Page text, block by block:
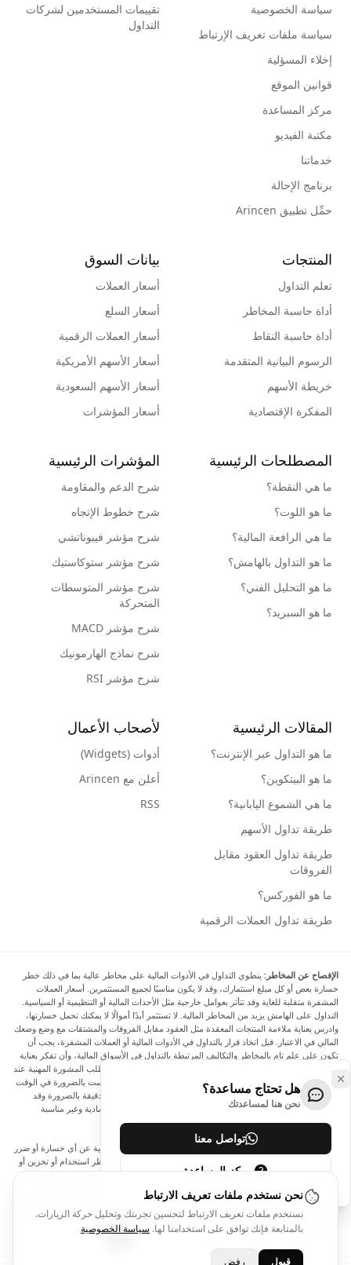
سياسة الخصوصية
سياسة ملفات تعريف الإرتباط
إخلاء المسؤلية
قوانين الموقع
مركز المساعدة
مكتبة الفيديو
خدماتنا
برنامج الإحالة
حمِّل تطبيق Arincen
تقييمات المستخدمين لشركات
التداول
المنتجات
تعلم التداول
أداة حاسبة المخاطر
أداة حاسبة النقاط
الرسوم البيانية المتقدمة
خريطة الأسهم
المفكرة الإقتصادية
بيانات السوق
أسعار العملات
أسعار السلع
أسعار العملات الرقمية
أسعار الأسهم الأمريكية
أسعار الأسهم السعودية
أسعار المؤشرات
المصطلحات الرئيسية
ما هي النقطة؟
ما هو اللوت؟
ما هي الرافعة المالية؟
ما هو التداول بالهامش؟
ما هو التحليل الفني؟
ما هو السبريد؟
المؤشرات الرئيسية
شرح الدعم والمقاومة
شرح خطوط الإتجاه
شرح مؤشر فيبوناتشي
شرح مؤشر ستوكاستيك
شرح مؤشر المتوسطات
المتحركة
شرح مؤشر MACD
شرح نماذج الهارمونيك
شرح مؤشر RSI
المقالات الرئيسية
ما هو التداول عبر الإنترنت؟
ما هو البيتكوين؟
ما هي الشموع اليابانية؟
طريقة تداول الأسهم
طريقة تداول العقود مقابل
الفروقات
ما هو الفوركس؟
طريقة تداول العملات الرقمية
لأصحاب الأعمال
أدوات (Widgets)
أعلن مع Arincen
RSS
الإفصاح عن المخاطر: ينطوي التداول في الأدوات المالية على مخاطر عالية بما في ذلك خطر
خسارة بعض أو كل مبلغ استثمارك، وقد لا يكون مناسبًا لجميع المستثمرين. أسعار العملات
المشفرة متقلبة للغاية وقد تتأثر بعوامل خارجية مثل الأحداث المالية أو التنظيمية أو السياسية.
التداول على الهامش يزيد من المخاطر المالية. لا تستثمر أبدًا أموالًا لا يمكنك تحمل خسارتها،
وادرس بعناية ملاءمة المنتجات المعقدة مثل العقود مقابل الفروقات والمشتقات مع وضع وضعك
المالي في الاعتبار. قبل اتخاذ قرار بالتداول في الأدوات المالية أو العملات المشفرة، يجب أن
تكون على علم تام بالمخاطر والتكاليف المرتبطة بالتداول في الأسواق المالية، وأن تفكر بعناية
في أهدافك الاستثمارية ومستوى خبرتك ورغبتك في المخاطرة، وأن تطلب المشورة المهنية عند
الحاجة. تود Arincen أن تذكرك بأن البيانات الواردة في هذا الموقع ليست بالضرورة في الوقت
الفعلي وليست دقيقة. البيانات والأسعار الموجودة على الموقع ليست دقيقة بالضرورة وقد
تختلف عن السعر الفعلي في أي سوق معينة، مما يعني أن الأسعار إرشادية وغير مناسبة
لأغراض التداول.
لن يتحمل Arincen وأي مزود للبيانات الواردة في هذا الموقع المسؤولية عن أي خسارة أو ضرر
نتيجة لتداولك، أو اعتمادك على المعلومات الواردة في هذا الموقع. يحظر استخدام أو تخزين أو
إعادة إنتاج أو عرض أو تعديل أو نقل أو توزيع البيانات الموجودة في هذا الموقع دون الحصول
على إذن كتابي صريح مسبق من Arincen و/أو مزود البيانات. جميع حقوق الملكية الفكرية
محفوظة من قبل مقدمي الخدمة و/أو البورصة التي تقدم البيانات الواردة في هذا الموقع. قد
يتم تعويض Arincen من قبل المعلنين الذين يظهرون على الموقع، بناءً على تفاعلك مع
الإعلانات أو المعلنين.
هل تحتاج مساعدة؟
نحن هنا لمساعدتك
تواصل معنا
مركز المساعدة
نحن نستخدم ملفات تعريف الارتباط
نستخدم ملفات تعريف الارتباط لتحسين تجربتك وتحليل حركة الزيارات.
بالمتابعة فإنك توافق على استخدامنا لها. سياسة الخصوصية
قبول رفض